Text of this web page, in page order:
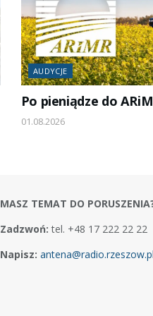
AUDYCJE
Po pieniądze do
01.08.2026
MASZ TEMAT DO
Zadzwoń: tel. +48 17 222 22 22
Napisz: antena@radio.rzeszow.pl